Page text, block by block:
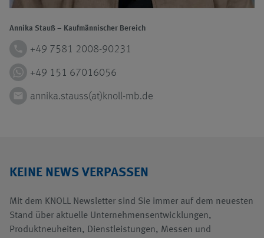
Annika Stauß – Kaufmännischer Bereich
phone +49 7581 2008-90231
+49 151 67016056
email annika.stauss(at)knoll-mb.de
KEINE NEWS VERPASSEN
Mit dem KNOLL Newsletter sind Sie immer auf dem neuesten
Stand über aktuelle Unternehmensentwicklungen,
Produktneuheiten, Dienstleistungen, Messen und